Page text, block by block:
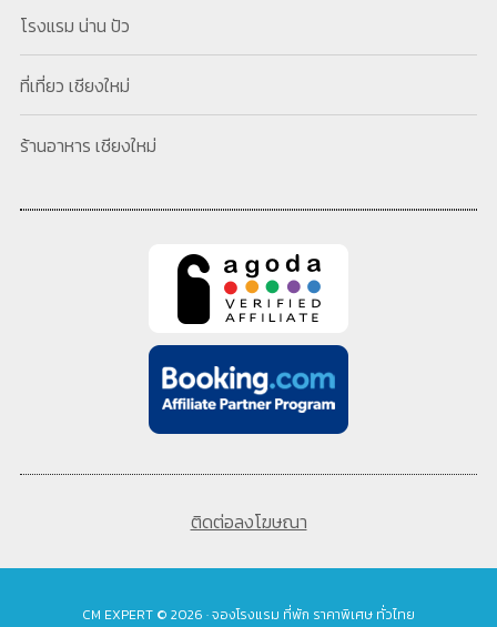
โรงแรม น่าน ปัว
ที่เที่ยว เชียงใหม่
ร้านอาหาร เชียงใหม่
ติดต่อลงโฆษณา
CM EXPERT © 2026 · จองโรงแรม ที่พัก ราคาพิเศษ ทั่วไทย